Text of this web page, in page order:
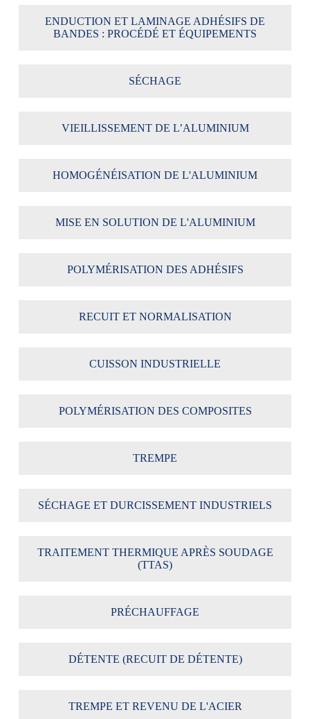
ENDUCTION ET LAMINAGE ADHÉSIFS DE
BANDES : PROCÉDÉ ET ÉQUIPEMENTS
SÉCHAGE
VIEILLISSEMENT DE L’ALUMINIUM
HOMOGÉNÉISATION DE L'ALUMINIUM
MISE EN SOLUTION DE L'ALUMINIUM
POLYMÉRISATION DES ADHÉSIFS
RECUIT ET NORMALISATION
CUISSON INDUSTRIELLE
POLYMÉRISATION DES COMPOSITES
TREMPE
SÉCHAGE ET DURCISSEMENT INDUSTRIELS
TRAITEMENT THERMIQUE APRÈS SOUDAGE
(TTAS)
PRÉCHAUFFAGE
DÉTENTE (RECUIT DE DÉTENTE)
TREMPE ET REVENU DE L'ACIER